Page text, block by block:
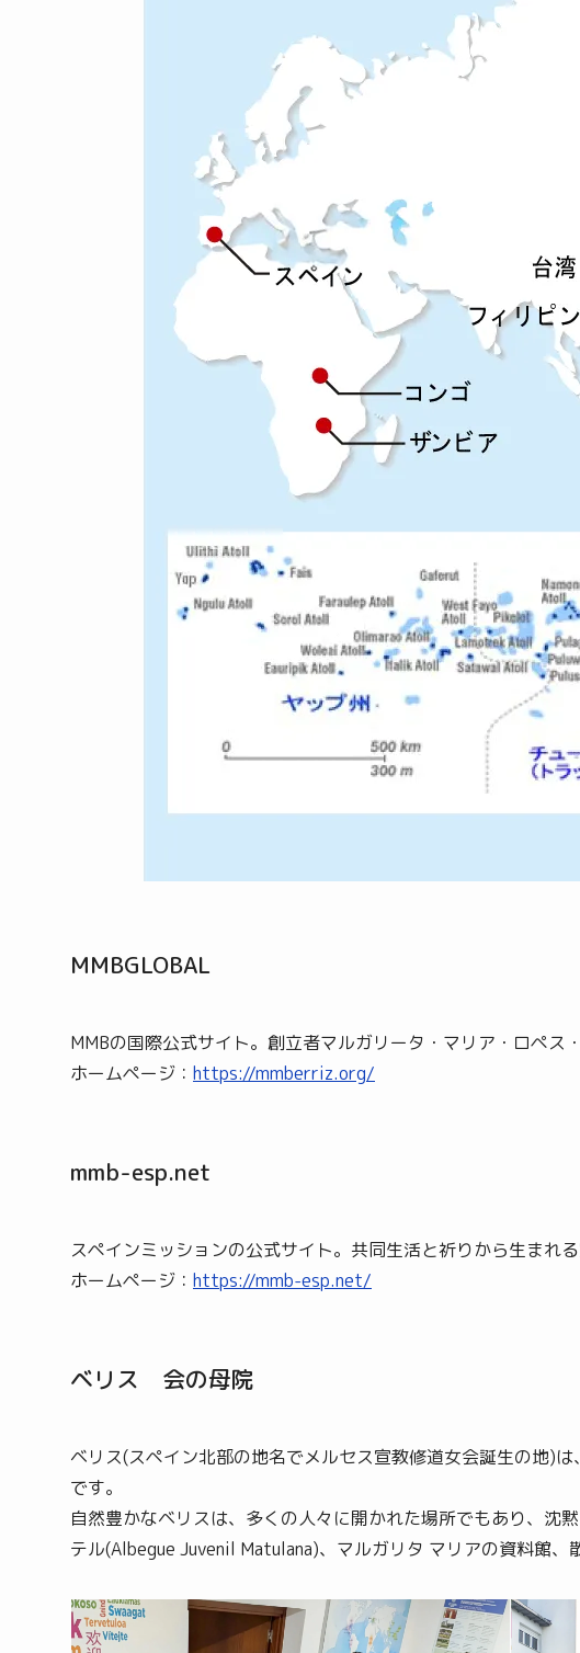
MMBGLOBAL
MMBの国際公式サイト。創立者マルガリータ・マリア・ロペス
ホームページ： https://mmberriz.org/
mmb-esp.net
スペインミッションの公式サイト。共同生活と祈りから生まれ
ホームページ： https://mmb-esp.net/
ベリス 会の母院
ベリス(スペイン北部の地名でメルセス宣教修道女会誕生の地)
です。
自然豊かなベリスは、多くの人々に開かれた場所でもあり、沈
テル(Albegue Juvenil Matulana)、マルガリタ マリアの資料館